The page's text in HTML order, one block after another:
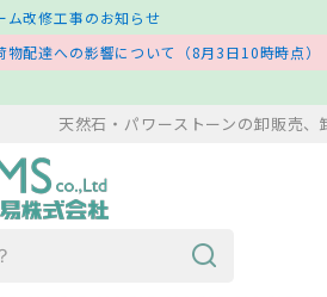
ム改修工事のお知らせ
配達への影響について（8月3日10時時点）
天然石・パワーストーンの卸販売